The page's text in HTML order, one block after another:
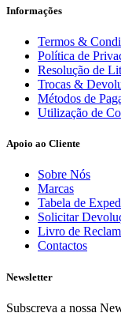
Informações
Termos &
Política de
Resolução de
Trocas &
Métodos de
Utilização de
Apoio ao Cliente
Sobre Nós
Marcas
Tabela de
Solicitar
Livro de
Contactos
Newsletter
Subscreva a nossa